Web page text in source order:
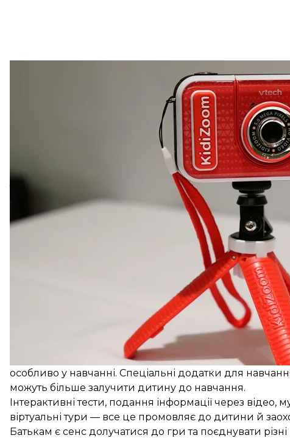
KidiZoom Creator Cam від VTech на Ярмарку іграшок у Нью-Йорку.
вирушати у відкритий космос,
Диджиталізація
Вплив технологій на суспільство складно не
обернеться для наступного покоління. Однак деякі
підлітки грають, думають та проживають життя.
Діти нерідко віддають перевагу радше телефону
лунають застереження щодо того, що діти стають
Зв’язок між відеограми та дитячою агресивністю
психологічної асоціації видали понад сто
де є елементи насильства, все ж зменшують
Але психологи застерігають: даних недостатньо
збільшення агресії, а є додатковим чинником
продукцію та ще на етапі написання сценарію
Інтерактивні іграшки не потрібні дитині до року —
цьому періоді життя. Малюк має схоплювати вирази
Електронні ж девайси в цьому віці гальмують
Але у міру того, як діти підростають й
особливо у навчанні. Спеціальні додатки для
можуть більше залучити дитину до навчання.
Інтерактивні тести, подання інформації через
віртуальні тури — все це промовляє до дитини й
Батькам є сенс долучатися до гри та поєднувати